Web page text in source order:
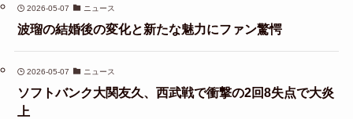
2026-05-07 ニュース
波瑠の結婚後の変化と新たな魅力にファン驚愕
2026-05-07 ニュース
ソフトバンク大関友久、西武戦で衝撃の2回8失点で大炎
上